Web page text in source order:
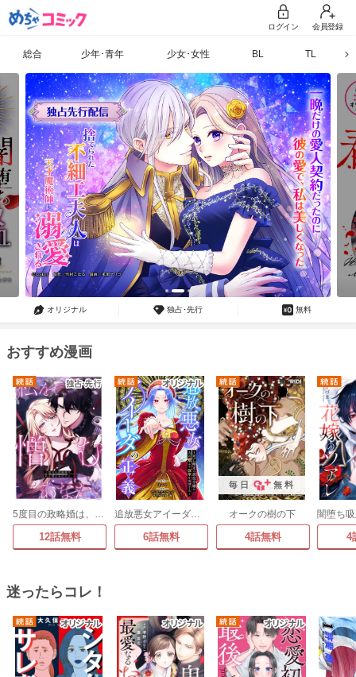
ログイン 会員登録
総合 少年･青年 少女･女性 BL TL
オリジナル 独占･先行 無料
おすすめ漫画
12話無料
追放悪女アイーダの正義～死亡確定の悪役令嬢は夫の愛より改革を所望する～
6話無料
毎日 無料
オークの樹の下
4話無料 4
迷ったらコレ！